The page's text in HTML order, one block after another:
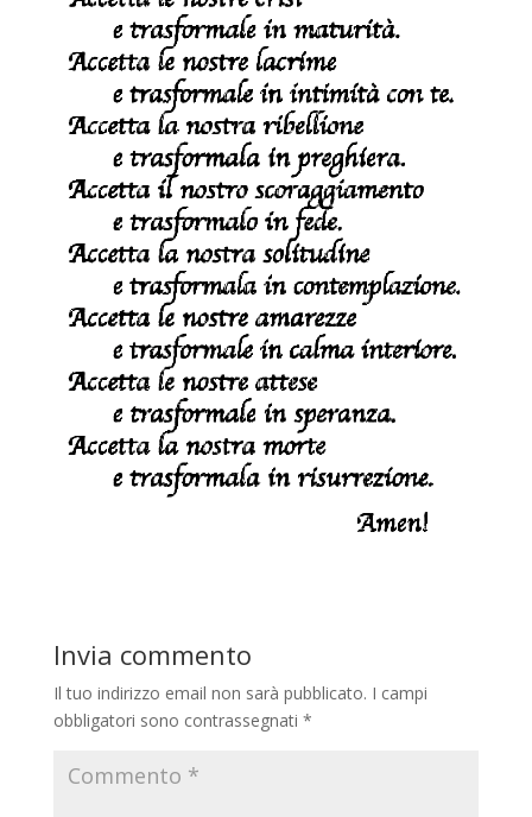
Invia commento
Il tuo indirizzo email non sarà pubblicato. I campi
obbligatori sono contrassegnati *